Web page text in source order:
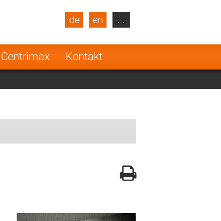
Centrimax Kontakt
de en
Turkey
Netherlands
...